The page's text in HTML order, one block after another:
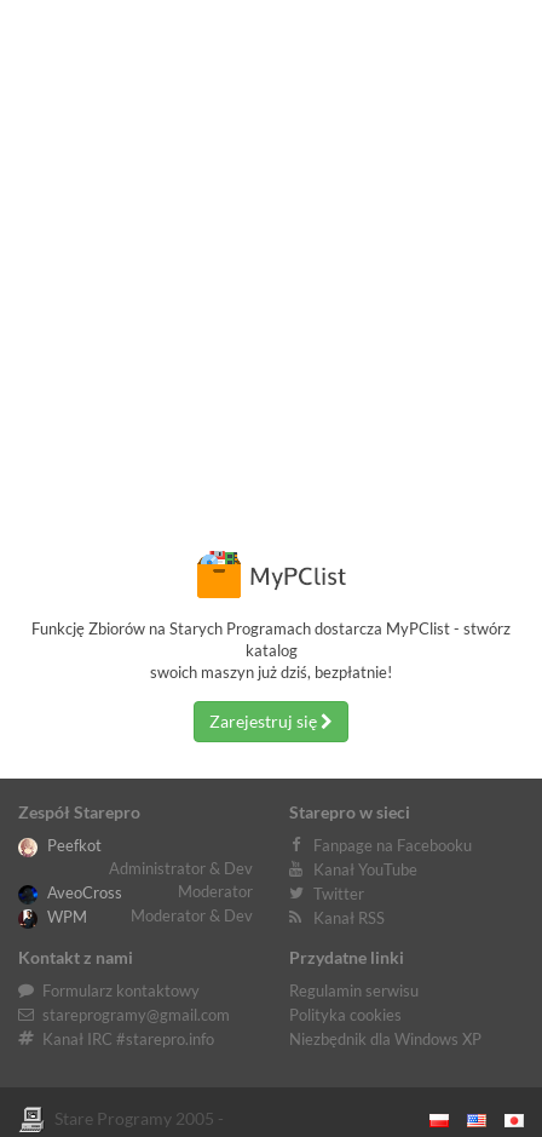
Funkcję Zbiorów na Starych Programach dostarcza MyPClist - stwórz
katalog
swoich maszyn już dziś, bezpłatnie!
Zarejestruj się
Zespół Starepro
Peefkot
Administrator & Dev
AveoCross
Moderator
WPM
Moderator & Dev
Starepro w sieci
Fanpage na Facebooku
Kanał YouTube
Twitter
Kanał RSS
Kontakt z nami
Formularz kontaktowy
stareprogramy@gmail.com
Kanał IRC #starepro.info
Przydatne linki
Regulamin serwisu
Polityka cookies
Niezbędnik dla Windows XP
Stare Programy 2005 -